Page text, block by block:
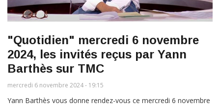
"Quotidien" mercredi 6 novembre
2024, les invités reçus par Yann
Barthès sur TMC
mercredi 6 novembre 2024 - 19:15
Yann Barthès vous donne rendez-vous ce mercredi 6 novembre